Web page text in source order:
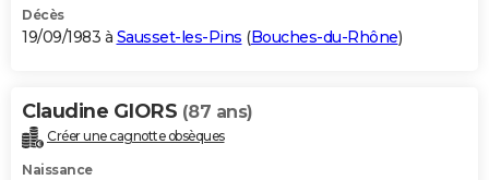
Décès
19/09/1983 à Sausset-les-Pins (Bouches-du-Rhône)
Claudine GIORS (87 ans)
Créer une cagnotte obsèques
Naissance